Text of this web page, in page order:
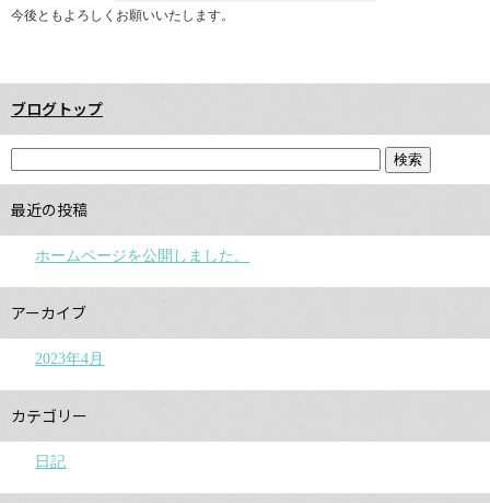
今後ともよろしくお願いいたします。
ブログトップ
最近の投稿
ホームページを公開しました。
アーカイブ
2023年4月
カテゴリー
日記